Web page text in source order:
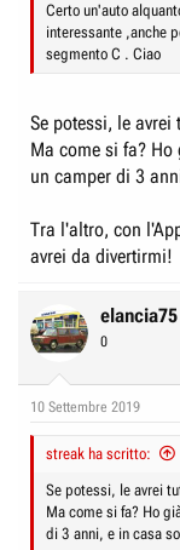
Certo un'auto
interessante ,anche
segmento C . Ciao
Se potessi, le avrei
Ma come si fa?
un camper di 3
Tra l'altro, con
avrei da divertirmi!
elancia75
0
10 Settembre 2019
streak ha scritto:
Se potessi, le avrei
Ma come si fa? Ho
di 3 anni, e in casa